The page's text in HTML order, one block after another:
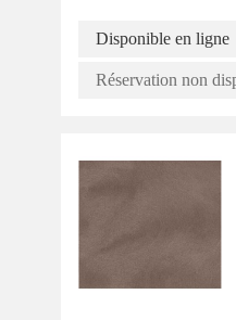
Disponible en ligne
Réservation non